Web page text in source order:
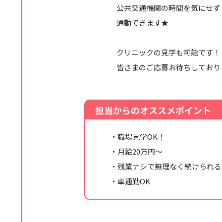
公共交通機関の時間を気にせず
通勤できます★
クリニックの見学も可能です！
皆さまのご応募お待ちしてお
担当からのオススメポイント
・職場見学OK！
・月給20万円～
・残業ナシで無理なく続けられる
・車通勤OK